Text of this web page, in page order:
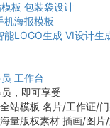
板 包装袋设计
机海报模板
能LOGO生成 VI设计生
工作台
，即可享受
全站模板 名片/工作证/
海量版权素材 插画/图片